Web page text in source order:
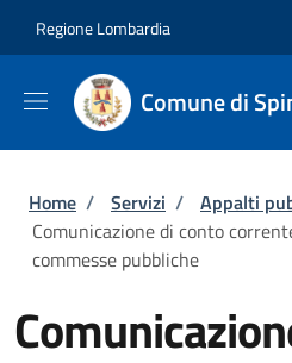
Regione Lombardia
Comune di
Briciole di pane
Home / Servizi / Appalti
Comunicazione di conto
commesse pubbliche